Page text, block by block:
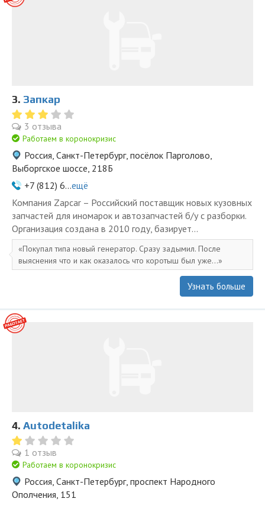
3. Запкар
3 отзыва
Работаем в коронокризис
Россия, Санкт-Петербург, посёлок Парголово,
Выборгское шоссе, 218Б
+7 (812) 6...ещё
Компания Zapcar – Российский поставщик новых кузовных
запчастей для иномарок и автозапчастей б/у с разборки.
Организация создана в 2010 году, базирует...
Покупал типа новый генератор. Сразу задымил. После
выяснения что и как оказалось что коротыш был уже...
Узнать больше
4. Autodetalika
1 отзыв
Работаем в коронокризис
Россия, Санкт-Петербург, проспект Народного
Ополчения, 151